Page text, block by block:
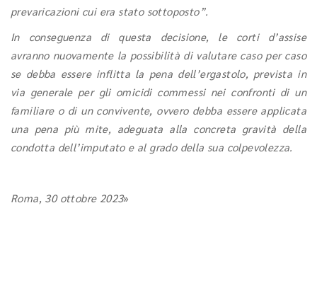
prevaricazioni cui era stato sottoposto”.
In conseguenza di questa decisione, le corti d’assise
avranno nuovamente la possibilità di valutare caso per caso
se debba essere inflitta la pena dell’ergastolo, prevista in
via generale per gli omicidi commessi nei confronti di un
familiare o di un convivente, ovvero debba essere applicata
una pena più mite, adeguata alla concreta gravità della
condotta dell’imputato e al grado della sua colpevolezza.
Roma, 30 ottobre 2023»